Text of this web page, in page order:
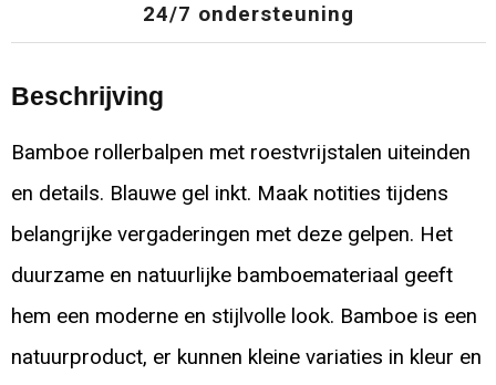
24/7 ondersteuning
Beschrijving
Bamboe rollerbalpen met roestvrijstalen uiteinden
en details. Blauwe gel inkt. Maak notities tijdens
belangrijke vergaderingen met deze gelpen. Het
duurzame en natuurlijke bamboemateriaal geeft
hem een moderne en stijlvolle look. Bamboe is een
natuurproduct, er kunnen kleine variaties in kleur en